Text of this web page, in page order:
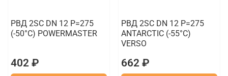
РВД 2SC DN 12 P=275
(-50°C) POWERMASTER
402 ₽
РВД 2SC DN 12 P=275
ANTARCTIC (-55°C)
VERSO
662 ₽